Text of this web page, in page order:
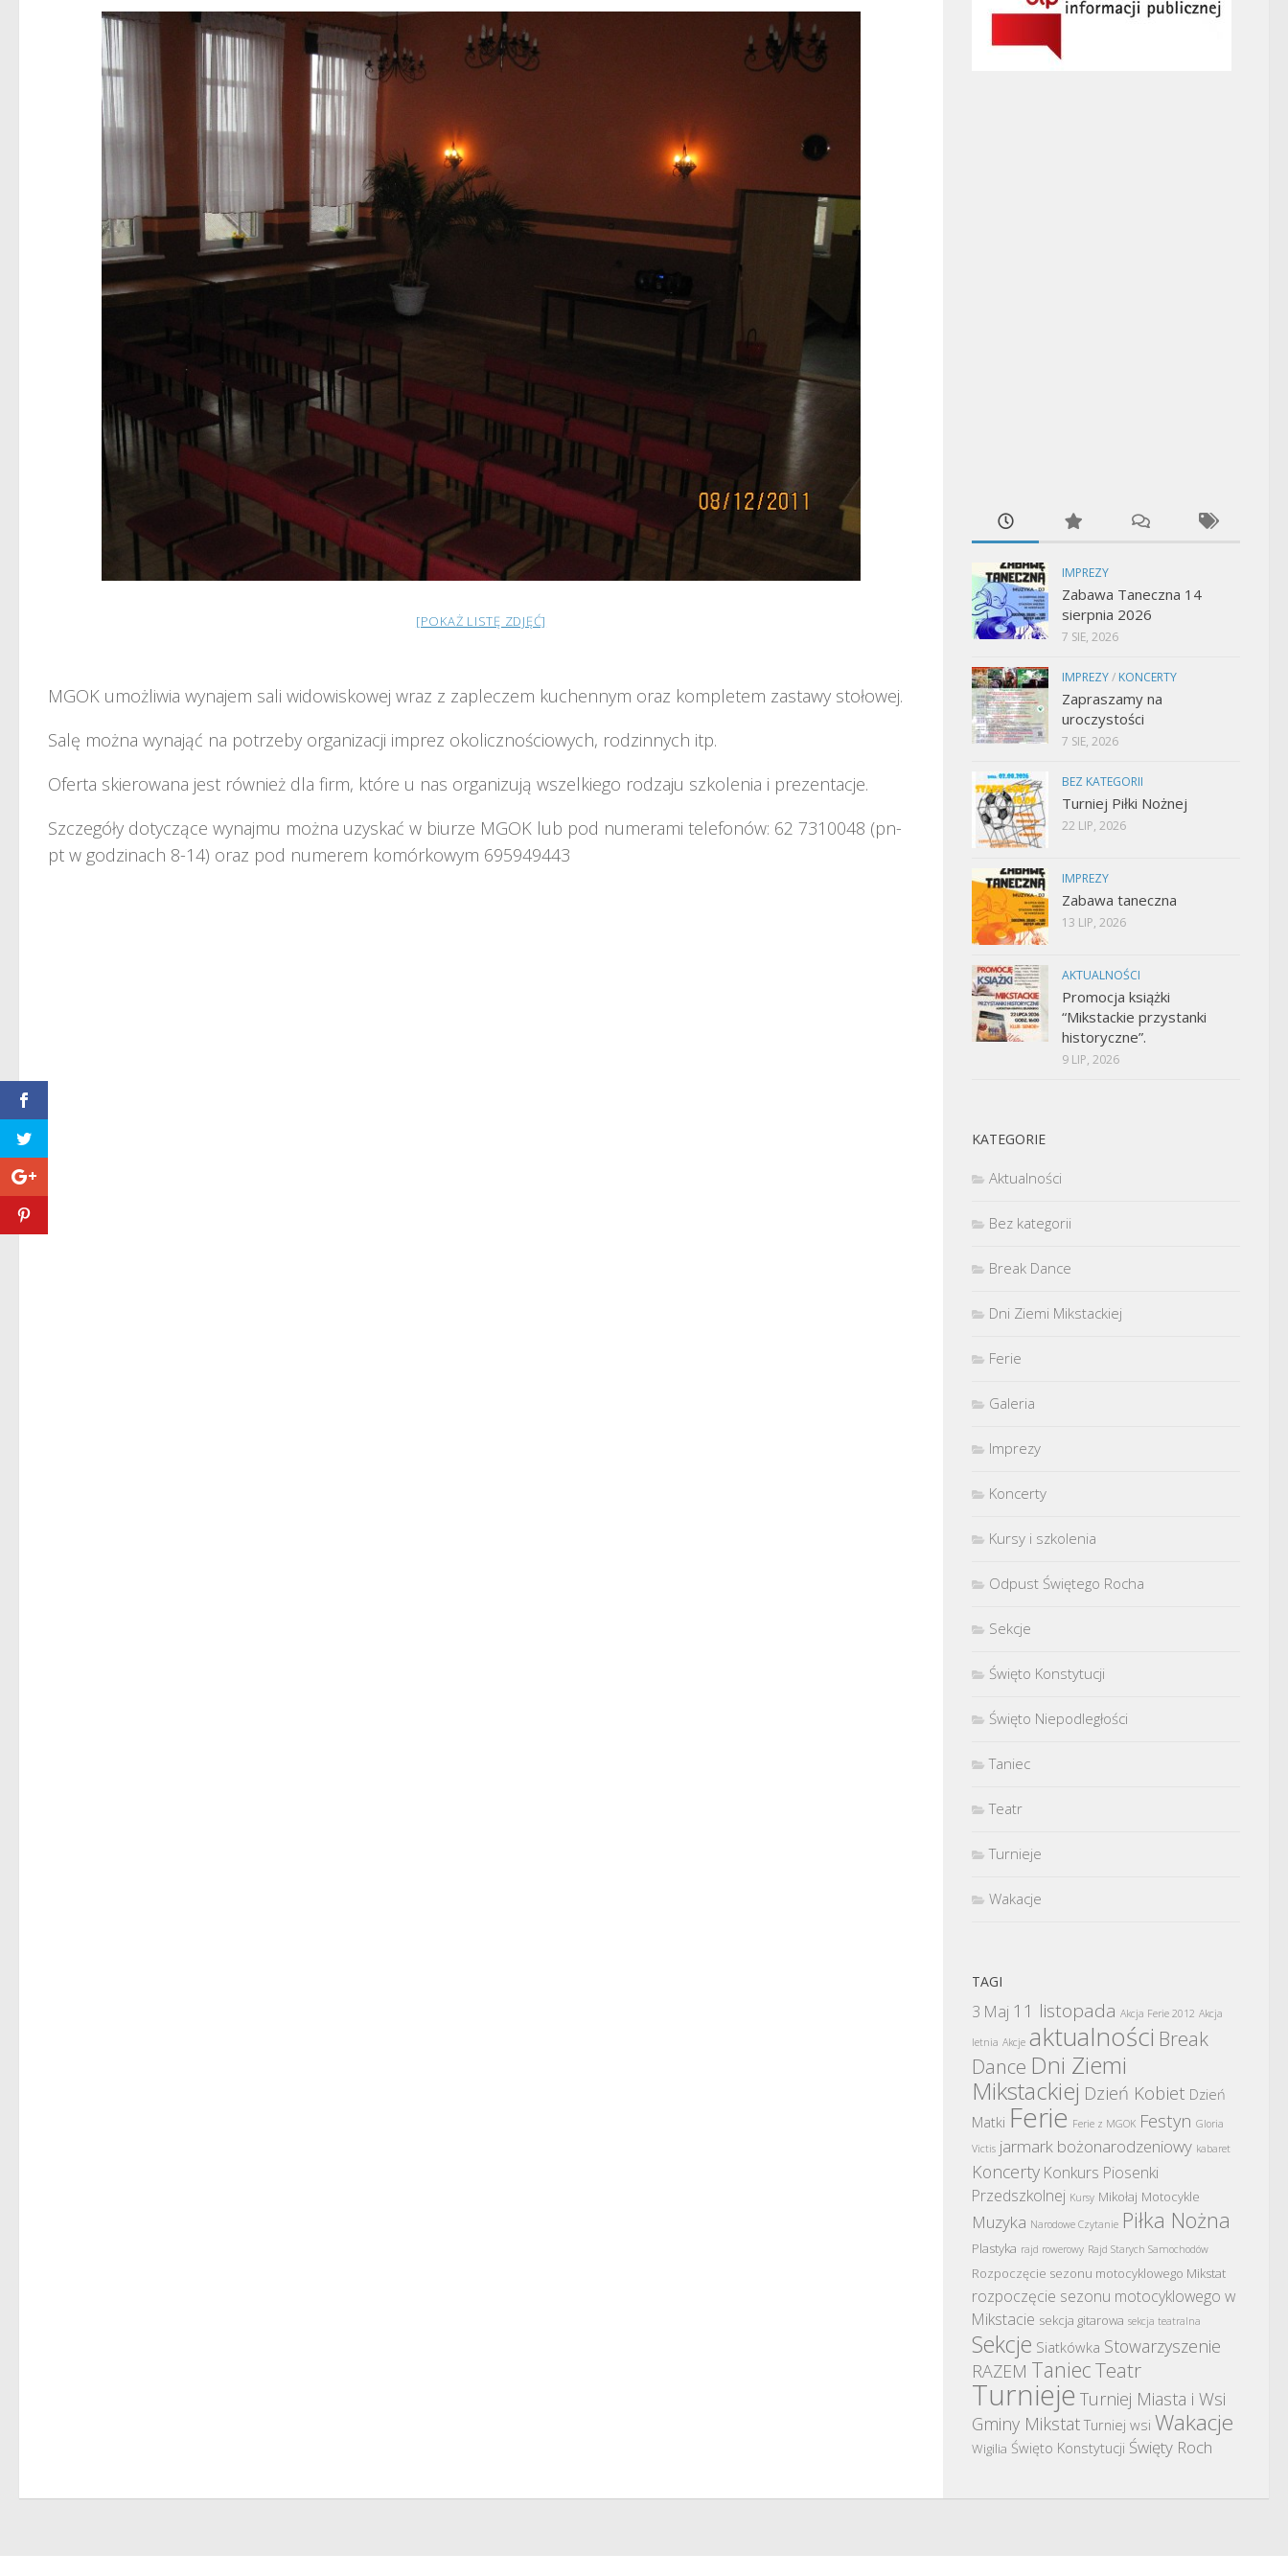
[POKAŻ LISTĘ ZDJĘĆ]
MGOK umożliwia wynajem sali widowiskowej wraz z zapleczem kuchennym oraz kompletem zastawy stołowej.
Salę można wynająć na potrzeby organizacji imprez okolicznościowych, rodzinnych itp.
Oferta skierowana jest również dla firm, które u nas organizują wszelkiego rodzaju szkolenia i prezentacje.
Szczegóły dotyczące wynajmu można uzyskać w biurze MGOK lub pod numerami telefonów: 62 7310048 (pn-
pt w godzinach 8-14) oraz pod numerem komórkowym 695949443
IMPREZY
Zabawa Taneczna 14
sierpnia 2026
7 SIE, 2026
IMPREZY/ KONCERTY
Zapraszamy na
uroczystości
7 SIE, 2026
BEZ KATEGORII
Turniej Piłki Nożnej
22 LIP, 2026
IMPREZY
Zabawa taneczna
13 LIP, 2026
AKTUALNOŚCI
Promocja książki
“Mikstackie przystanki
historyczne”.
9 LIP, 2026
KATEGORIE
Aktualności
Bez kategorii
Break Dance
Dni Ziemi Mikstackiej
Ferie
Galeria
Imprezy
Koncerty
Kursy i szkolenia
Odpust Świętego Rocha
Sekcje
Święto Konstytucji
Święto Niepodległości
Taniec
Teatr
Turnieje
Wakacje
TAGI
3 Maj 11 listopada Akcja Ferie 2012 Akcja
letnia Akcje aktualności Break
Dance Dni Ziemi
Mikstackiej Dzień Kobiet Dzień
Matki Ferie Ferie z MGOK Festyn Gloria
Victis jarmark bożonarodzeniowy kabaret
Koncerty Konkurs Piosenki
Przedszkolnej Kursy Mikołaj Motocykle
Muzyka Narodowe Czytanie Piłka Nożna
Plastyka rajd rowerowy Rajd Starych Samochodów
Rozpoczęcie sezonu motocyklowego Mikstat
rozpoczęcie sezonu motocyklowego w
Mikstacie sekcja gitarowa sekcja teatralna
Sekcje Siatkówka Stowarzyszenie
RAZEM TaniecTeatr
Turnieje Turniej Miasta i Wsi
Gminy Mikstat Turniej wsi Wakacje
Wigilia Święto Konstytucji Święty Roch